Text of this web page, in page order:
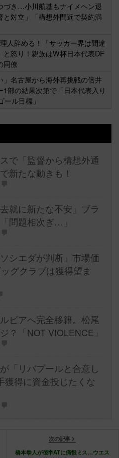
づき…小川航基もナイメヘン退
と対立」「構想外間近で契約満
人辞める！「サッカー界は間違
と怒り！親族はW杯日本代表DF
同僚
」名古屋から海外再挑戦の倍井
1部の結果次第で「日本代表入り
ール目標」
で「監督から構想外通
新たな動きも！
就に新たな不安」ブラ
問題相次ぎ…」
シエダが判断」市場価
グクラブは獲得望ま
ビアへ完全移籍。松尾
？「NOT VIOLENCE」
「リバプールと合意し
獲得に資金投じたくな
次の記事
橋本拳人が後半ATに痛恨ミス…ウエス